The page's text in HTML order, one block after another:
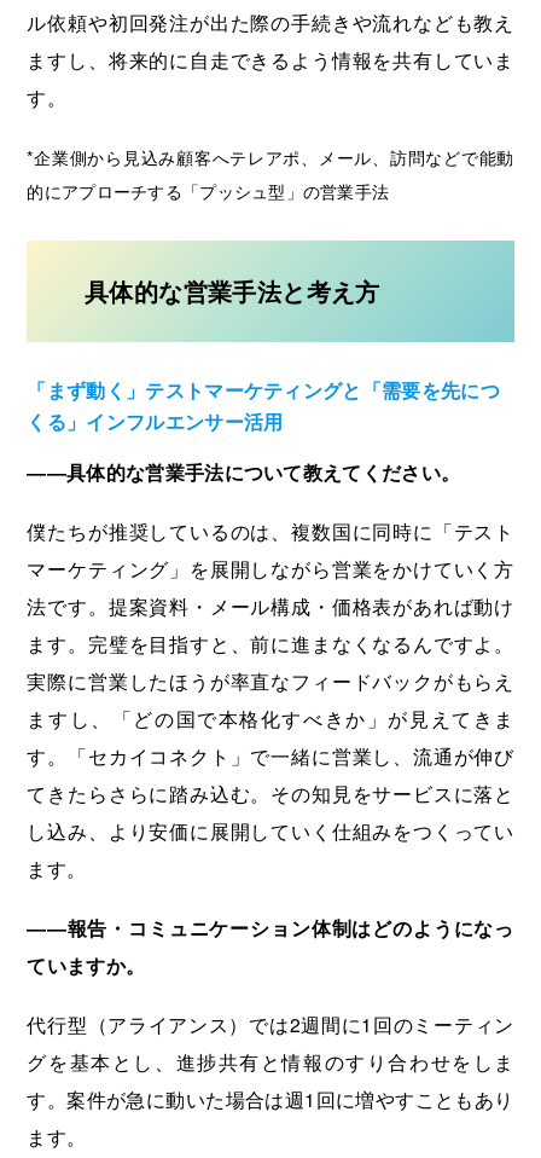
ル依頼や初回発注が出た際の手続きや流れなども教え
ますし、将来的に自走できるよう情報を共有していま
す。
*企業側から見込み顧客へテレアポ、メール、訪問などで能動
的にアプローチする「プッシュ型」の営業手法
具体的な営業手法と考え方
「まず動く」テストマーケティングと「需要を先につ
くる」インフルエンサー活用
――具体的な営業手法について教えてください。
僕たちが推奨しているのは、複数国に同時に「テスト
マーケティング」を展開しながら営業をかけていく方
法です。提案資料・メール構成・価格表があれば動け
ます。完璧を目指すと、前に進まなくなるんですよ。
実際に営業したほうが率直なフィードバックがもらえ
ますし、「どの国で本格化すべきか」が見えてきま
す。「セカイコネクト」で一緒に営業し、流通が伸び
てきたらさらに踏み込む。その知見をサービスに落と
し込み、より安価に展開していく仕組みをつくってい
ます。
――報告・コミュニケーション体制はどのようになっ
ていますか。
代行型（アライアンス）では2週間に1回のミーティン
グを基本とし、進捗共有と情報のすり合わせをしま
す。案件が急に動いた場合は週1回に増やすこともあり
ます。